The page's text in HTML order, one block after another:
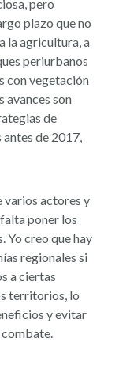
pero
plazo que no
la agricultura, a
periurbanos
con vegetación
avances son
de
de 2017,
varios actores y
poner los
Yo creo que hay
regionales si
a ciertas
territorios, lo
y evitar